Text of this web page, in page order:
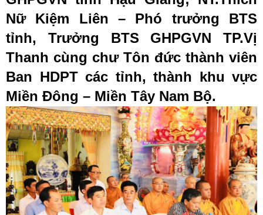
Nữ Kiệm Liên – Phó trưởng BTS
tỉnh, Trưởng BTS GHPGVN TP.Vị
Thanh cùng chư Tôn đức thành viên
Ban HDPT các tỉnh, thành khu vực
Miền Đông – Miền Tây Nam Bộ.